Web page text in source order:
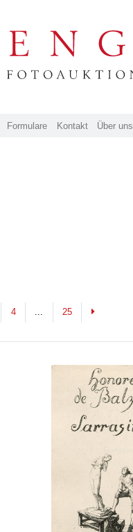
Formulare Kontakt Über uns
4 ... 25 Next